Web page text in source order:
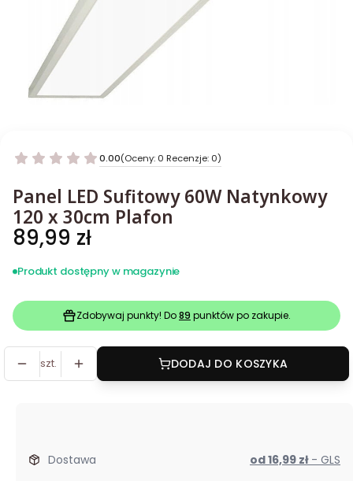
0.00(Oceny: 0 Recenzje: 0)
Panel LED Sufitowy 60W Natynkowy
120 x 30cm Plafon
Cena
89,99 zł
Produkt dostępny w magazynie
Zdobywaj punkty! Do89 punktów po zakupie.
szt. DODAJ DO KOSZYKA
Dostawa od 16,99 zł - GLS